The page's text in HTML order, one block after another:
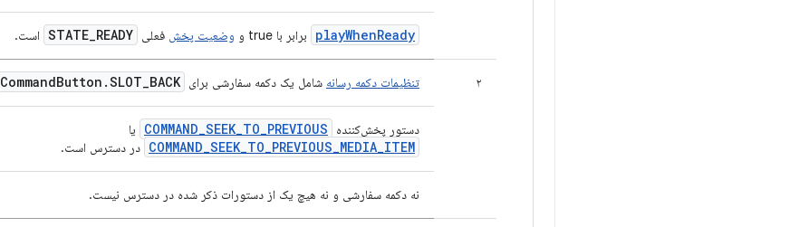
playWhenReady برابر با true و وضعیت پخش فعلی STATE READY است.
۲ تنظیمات دکمه رسانه شامل یک دکمه سفارشی برای CommandButton .SLOT BACK
دستور پخش‌کننده COMMAND_SEEK_TO_PREVIOUS یا
COMMAND_SEEK_TO_PREVIOUS_MEDIA_ITEM در دسترس است.
نه دکمه سفارشی و نه هیچ یک از دستورات ذکر شده در دسترس نیست.